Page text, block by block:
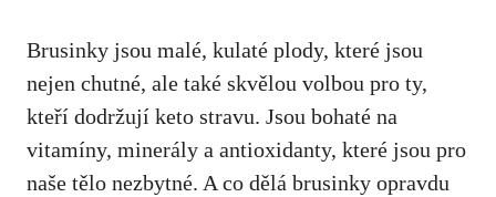
Brusinky jsou malé, kulaté plody, které jsou
nejen chutné, ale také skvělou volbou pro ty,
kteří dodržují keto stravu. Jsou bohaté na
vitamíny, minerály a antioxidanty, které jsou pro
naše tělo nezbytné. A co dělá brusinky opravdu